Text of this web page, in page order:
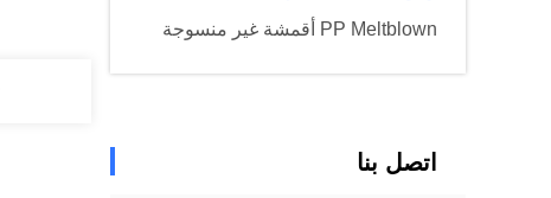
PP Meltblown أقمشة غير منسوجة
اتصل بنا